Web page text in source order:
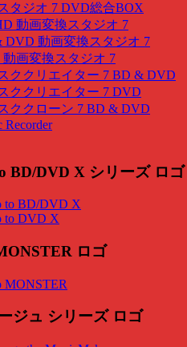
タジオ 7 DVD総合BOX
動画変換スタジオ 7
DVD 動画変換スタジオ 7
画変換スタジオ 7
ククリエイター 7 BD & DVD
ククリエイター 7 DVD
ククローン 7 BD & DVD
Recorder
to BD/DVD X
to DVD X
MONSTER